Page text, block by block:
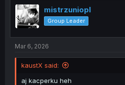
mistrzuniopl
Group Leader
Mar 6, 2026
kaustX said:
aj kacperku heh